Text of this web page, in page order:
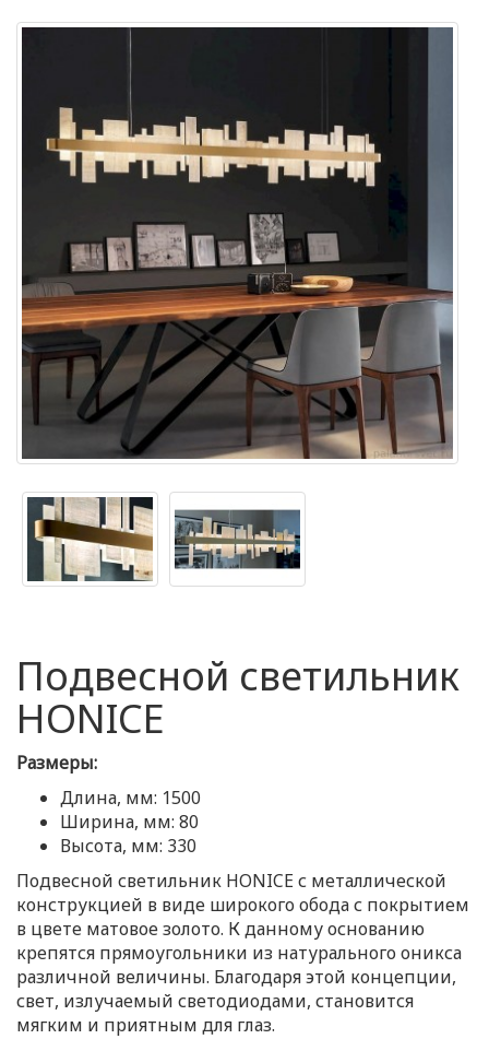
Подвесной светильник
HONICE
Размеры:
Длина, мм: 1500
Ширина, мм: 80
Высота, мм: 330
Подвесной светильник HONICE с металлической
конструкцией в виде широкого обода с покрытием
в цвете матовое золото. К данному основанию
крепятся прямоугольники из натурального оникса
различной величины. Благодаря этой концепции,
свет, излучаемый светодиодами, становится
мягким и приятным для глаз.